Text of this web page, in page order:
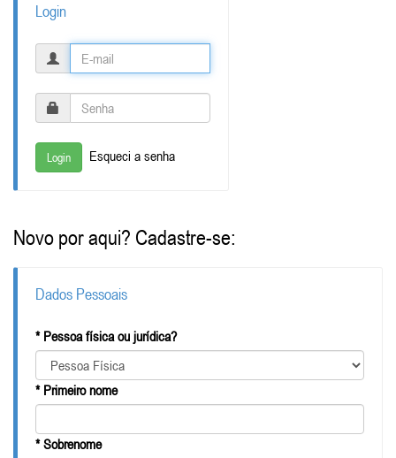
Login
Login Esqueci a senha
Novo por aqui? Cadastre-se:
Dados Pessoais
* Pessoa física ou jurídica?
* Primeiro nome
* Sobrenome